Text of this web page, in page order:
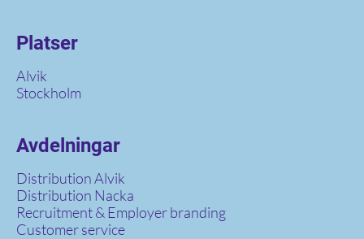
Platser
Alvik
Stockholm
Avdelningar
Distribution Alvik
Distribution Nacka
Recruitment & Employer branding
Customer service